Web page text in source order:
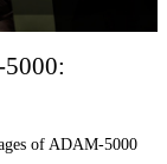
5000:
of ADAM-5000